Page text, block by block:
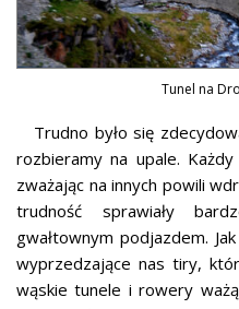
Tunel na
Trudno było się
rozbieramy na upale.
zważając na innych powili
trudność sprawiały
gwałtownym podjazdem.
wyprzedzające nas tiry,
wąskie tunele i rowery